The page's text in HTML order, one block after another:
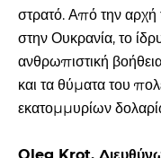
στρατό. Από την αρχή
στην Ουκρανία, το
ανθρωπιστική
και τα θύματα του
εκατομμυρίων